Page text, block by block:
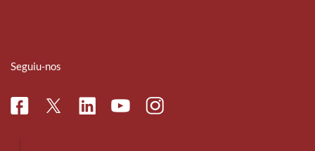
Seguiu-nos
FacebookTwitterLinkedinYoutubeInstagram